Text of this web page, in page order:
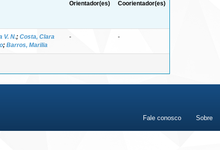
Orientador(es) Coorientador(es)
V. N.; Costa, Clara
; Barros, Marilia
- -
Fale conosco Sobre